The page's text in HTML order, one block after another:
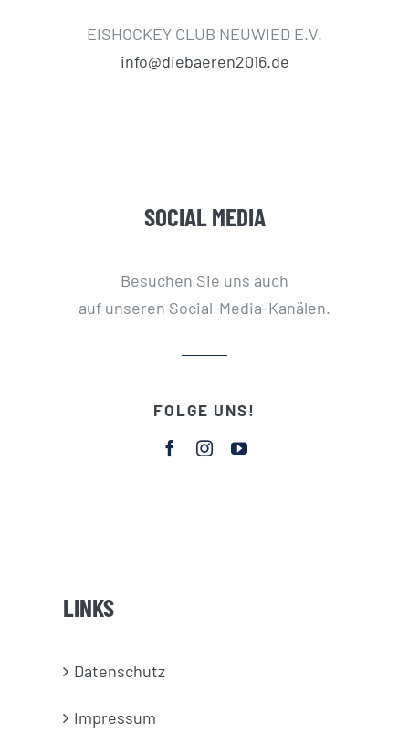
EISHOCKEY CLUB NEUWIED E.V.
info@diebaeren2016.de
SOCIAL MEDIA
Besuchen Sie uns auch
auf unseren Social-Media-Kanälen.
FOLGE UNS!
LINKS
Datenschutz
Impressum